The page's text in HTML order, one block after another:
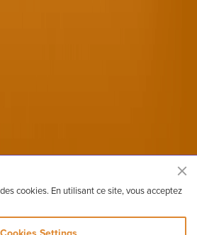
cookies. En utilisant ce site, vous acceptez